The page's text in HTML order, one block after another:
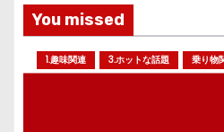
You missed
1.趣味関連 3.ホットな話題 乗り物